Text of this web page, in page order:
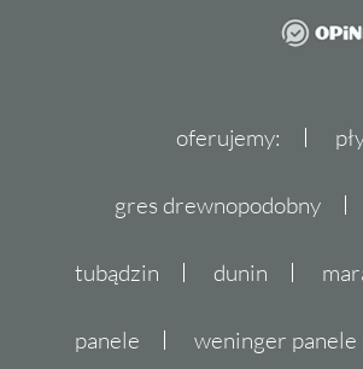
oferujemy:
gres drewnopodobny
tubądzin dunin
panele weninger panele